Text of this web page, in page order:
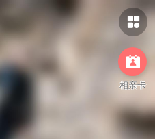


相亲卡